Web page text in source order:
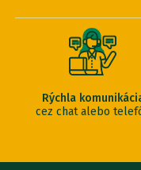
Rýchla
cez chat alebo